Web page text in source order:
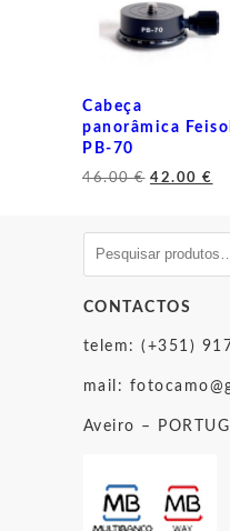
Cabeça
panorâmica Feisol
PB-70
46.00€ O
46.00 €.
42.00 €
por:
CONTACTOS
telem: (+351)
mail:
Aveiro –